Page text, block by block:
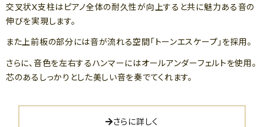
交叉状X支柱はピアノ全体の耐久性が向上すると共に魅力ある音の
伸びを実現します。
また上前板の部分には音が流れる空間「トーンエスケープ」を採用。
さらに、音色を左右するハンマーにはオールアンダーフェルトを使用。
芯のあるしっかりとした美しい音を奏でてくれます。
さらに詳しく